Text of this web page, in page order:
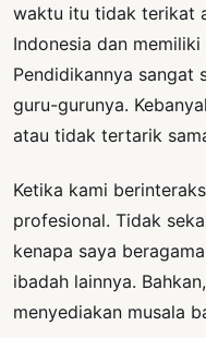
waktu itu tidak terikat
Indonesia dan
Pendidikannya sangat
guru-gurunya.
atau tidak tertarik
Ketika kami
profesional. Tidak
kenapa saya
ibadah lainnya.
menyediakan musala